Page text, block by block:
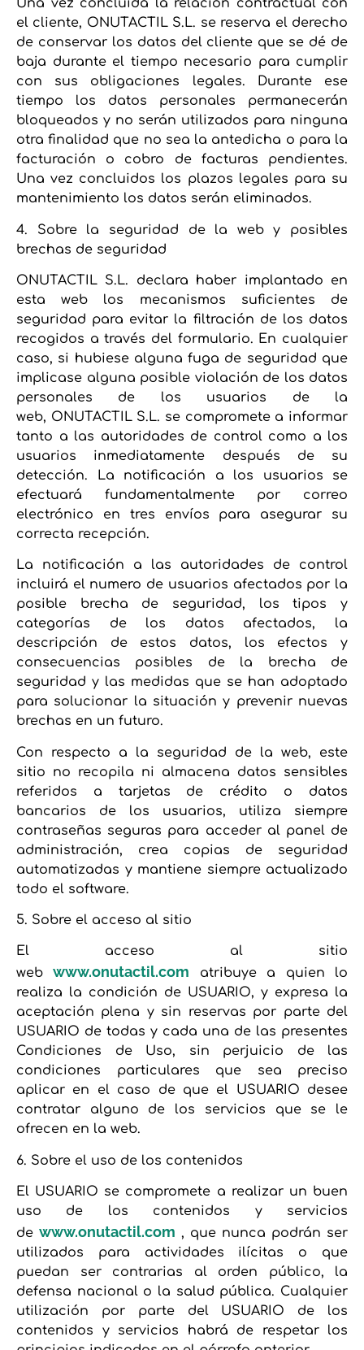
Una vez concluida la relación contractual con
el cliente, ONUTACTIL S.L. se reserva el derecho
de conservar los datos del cliente que se dé de
baja durante el tiempo necesario para cumplir
con sus obligaciones legales. Durante ese
tiempo los datos personales permanecerán
bloqueados y no serán utilizados para ninguna
otra finalidad que no sea la antedicha o para la
facturación o cobro de facturas pendientes.
Una vez concluidos los plazos legales para su
mantenimiento los datos serán eliminados.
4. Sobre la seguridad de la web y posibles
brechas de seguridad
ONUTACTIL S.L. declara haber implantado en
esta web los mecanismos suficientes de
seguridad para evitar la filtración de los datos
recogidos a través del formulario. En cualquier
caso, si hubiese alguna fuga de seguridad que
implicase alguna posible violación de los datos
personales de los usuarios de la
web, ONUTACTIL S.L. se compromete a informar
tanto a las autoridades de control como a los
usuarios inmediatamente después de su
detección. La notificación a los usuarios se
efectuará fundamentalmente por correo
electrónico en tres envíos para asegurar su
correcta recepción.
La notificación a las autoridades de control
incluirá el numero de usuarios afectados por la
posible brecha de seguridad, los tipos y
categorías de los datos afectados, la
descripción de estos datos, los efectos y
consecuencias posibles de la brecha de
seguridad y las medidas que se han adoptado
para solucionar la situación y prevenir nuevas
brechas en un futuro.
Con respecto a la seguridad de la web, este
sitio no recopila ni almacena datos sensibles
referidos a tarjetas de crédito o datos
bancarios de los usuarios, utiliza siempre
contraseñas seguras para acceder al panel de
administración, crea copias de seguridad
automatizadas y mantiene siempre actualizado
todo el software.
5. Sobre el acceso al sitio
El acceso al sitio
webwww.onutactil.com atribuye a quien lo
realiza la condición de USUARIO, y expresa la
aceptación plena y sin reservas por parte del
USUARIO de todas y cada una de las presentes
Condiciones de Uso, sin perjuicio de las
condiciones particulares que sea preciso
aplicar en el caso de que el USUARIO desee
contratar alguno de los servicios que se le
ofrecen en la web.
6. Sobre el uso de los contenidos
El USUARIO se compromete a realizar un buen
uso de los contenidos y servicios
de www.onutactil.com , que nunca podrán ser
utilizados para actividades ilícitas o que
puedan ser contrarias al orden público, la
defensa nacional o la salud pública. Cualquier
utilización por parte del USUARIO de los
contenidos y servicios habrá de respetar los